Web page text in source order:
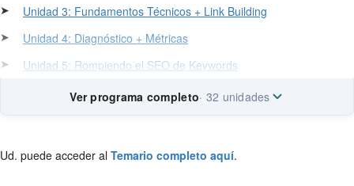
➤
Unidad 3: Fundamentos Técnicos + Link Building
➤
Unidad 4: Diagnóstico + Métricas
➤
Unidad 5: Rompiendo el SEO de Keywords
Ver programa completo· 32 unidades
Ud. puede acceder al Temario completo aquí.